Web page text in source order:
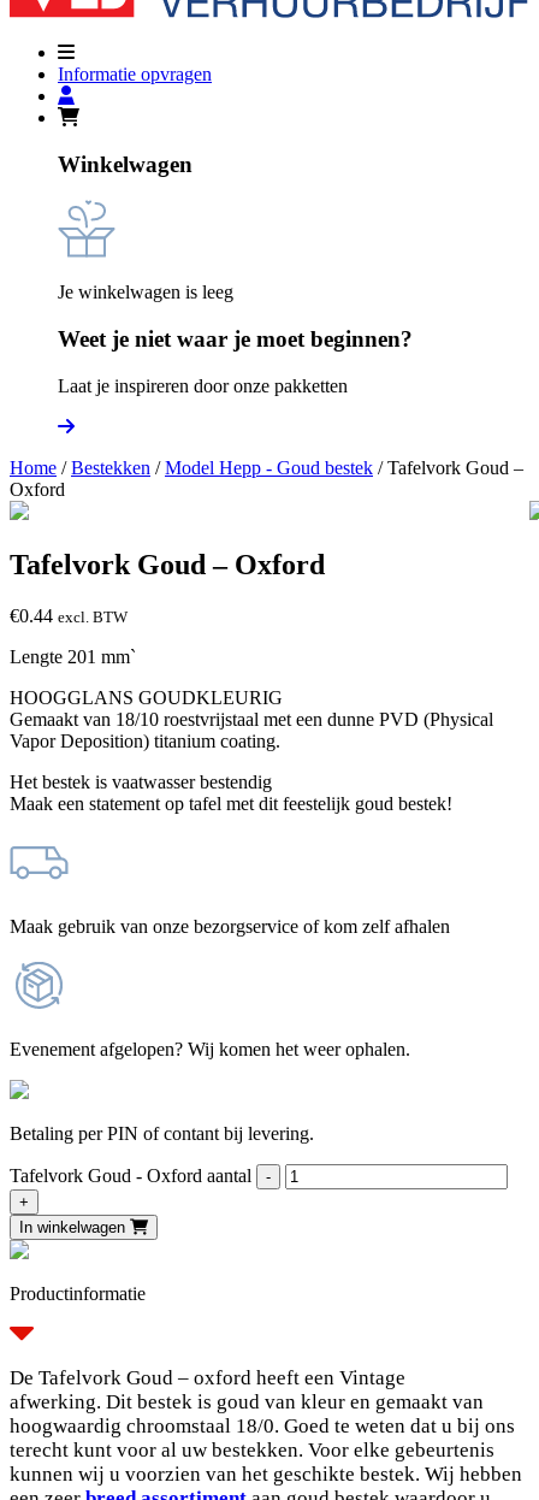
Informatie opvragen
Winkelwagen
Je winkelwagen is leeg
Weet je niet waar je moet beginnen?
Laat je inspireren door onze pakketten
Home /Bestekken /Model Hepp - Goud bestek / Tafelvork Goud –
Oxford
Tafelvork Goud – Oxford
€0.44 excl. BTW
Lengte 201 mm`
HOOGGLANS GOUDKLEURIG
Gemaakt van 18/10 roestvrijstaal met een dunne PVD (Physical
Vapor Deposition) titanium coating.
Het bestek is vaatwasser bestendig
Maak een statement op tafel met dit feestelijk goud bestek!
Maak gebruik van onze bezorgservice of kom zelf afhalen
Evenement afgelopen? Wij komen het weer ophalen.
Betaling per PIN of contant bij levering.
Tafelvork Goud - Oxford aantal
In winkelwagen
Productinformatie
De Tafelvork Goud – oxford heeft een Vintage
afwerking. Dit bestek is goud van kleur en gemaakt van
hoogwaardig chroomstaal 18/0. Goed te weten dat u bij ons
terecht kunt voor al uw bestekken. Voor elke gebeurtenis
kunnen wij u voorzien van het geschikte bestek. Wij hebben